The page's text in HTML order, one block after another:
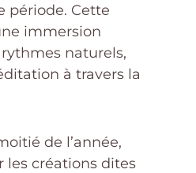
période. Cette
immersion
naturels,
à travers la
de l’année,
les créations dites